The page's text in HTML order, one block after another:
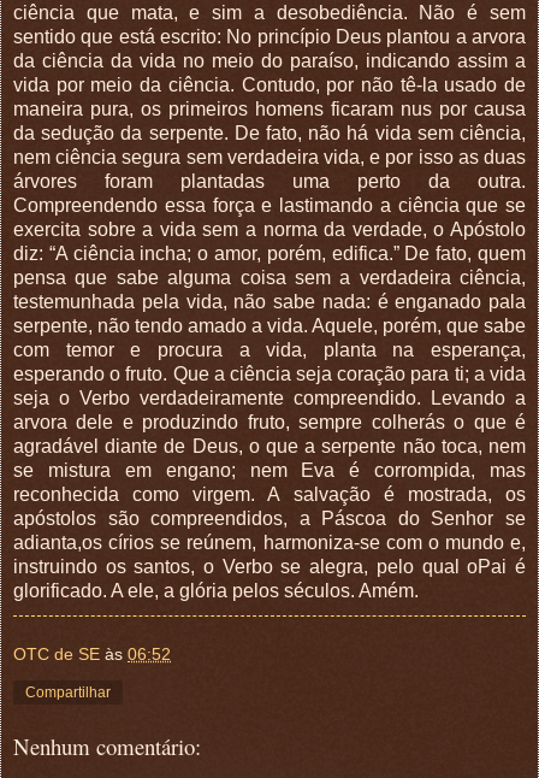
ciência que mata, e sim a desobediência. Não é sem
sentido que está escrito: No princípio Deus plantou a arvora
da ciência da vida no meio do paraíso, indicando assim a
vida por meio da ciência. Contudo, por não tê-la usado de
maneira pura, os primeiros homens ficaram nus por causa
da sedução da serpente. De fato, não há vida sem ciência,
nem ciência segura sem verdadeira vida, e por isso as duas
árvores foram plantadas uma perto da outra.
Compreendendo essa força e lastimando a ciência que se
exercita sobre a vida sem a norma da verdade, o Apóstolo
diz: “A ciência incha; o amor, porém, edifica.” De fato, quem
pensa que sabe alguma coisa sem a verdadeira ciência,
testemunhada pela vida, não sabe nada: é enganado pala
serpente, não tendo amado a vida. Aquele, porém, que sabe
com temor e procura a vida, planta na esperança,
esperando o fruto. Que a ciência seja coração para ti; a vida
seja o Verbo verdadeiramente compreendido. Levando a
arvora dele e produzindo fruto, sempre colherás o que é
agradável diante de Deus, o que a serpente não toca, nem
se mistura em engano; nem Eva é corrompida, mas
reconhecida como virgem. A salvação é mostrada, os
apóstolos são compreendidos, a Páscoa do Senhor se
adianta,os círios se reúnem, harmoniza-se com o mundo e,
instruindo os santos, o Verbo se alegra, pelo qual oPai é
glorificado. A ele, a glória pelos séculos. Amém.
OTC de SE às 06:52
Compartilhar
Nenhum comentário: